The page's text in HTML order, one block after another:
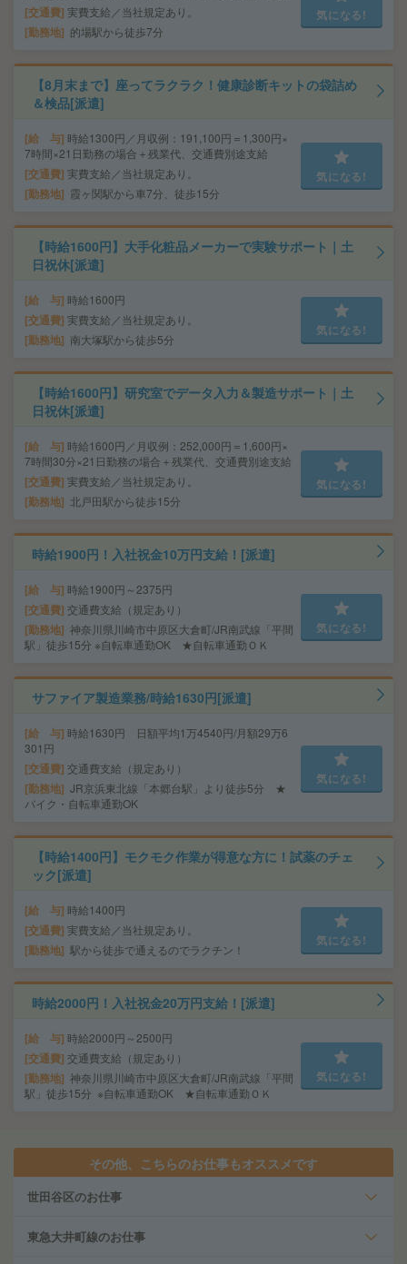
交通費 実費支給／当社規定あり。
勤務地 的場駅から徒歩7分
気になる!
【8月末まで】座ってラクラク！健康診断キットの袋詰め
＆検品[派遣]
給 与 時給1300円／月収例：191,100円＝1,300円×
7時間×21日勤務の場合＋残業代、交通費別途支給
交通費 実費支給／当社規定あり。
勤務地 霞ヶ関駅から車7分、徒歩15分
気になる!
【時給1600円】大手化粧品メーカーで実験サポート｜土
日祝休[派遣]
給 与 時給1600円
交通費 実費支給／当社規定あり。
勤務地 南大塚駅から徒歩5分
気になる!
【時給1600円】研究室でデータ入力＆製造サポート｜土
日祝休[派遣]
給 与 時給1600円／月収例：252,000円＝1,600円×
7時間30分×21日勤務の場合＋残業代、交通費別途支給
交通費 実費支給／当社規定あり。
勤務地 北戸田駅から徒歩15分
気になる!
時給1900円！入社祝金10万円支給！[派遣]
給 与 時給1900円～2375円
交通費 交通費支給（規定あり）
勤務地 神奈川県川崎市中原区大倉町/JR南武線「平間
駅」徒歩15分 ※自転車通勤OK ★自転車通勤ＯＫ
気になる!
サファイア製造業務/時給1630円[派遣]
給 与 時給1630円 日額平均1万4540円/月額29万6
301円
交通費 交通費支給（規定あり）
勤務地 JR京浜東北線「本郷台駅」より徒歩5分 ★
バイク・自転車通勤OK
気になる!
【時給1400円】モクモク作業が得意な方に！試薬のチェ
ック[派遣]
給 与 時給1400円
交通費 実費支給／当社規定あり。
勤務地 駅から徒歩で通えるのでラクチン！
気になる!
時給2000円！入社祝金20万円支給！[派遣]
給 与 時給2000円～2500円
交通費 交通費支給（規定あり）
勤務地 神奈川県川崎市中原区大倉町/JR南武線「平間
駅」徒歩15分 ※自転車通勤OK ★自転車通勤ＯＫ
気になる!
その他、こちらのお仕事もオススメです
世田谷区のお仕事
東急大井町線のお仕事